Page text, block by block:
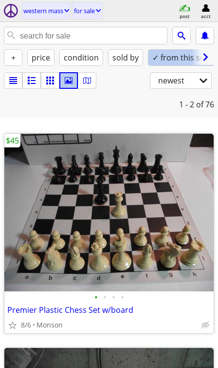
western mass for sale
post acct
+ price condition sold by ✓ from this seller
newest
1 - 2 of 76
• • • •
Premier Plastic Chess Set w/board
8/6 Monson
$45